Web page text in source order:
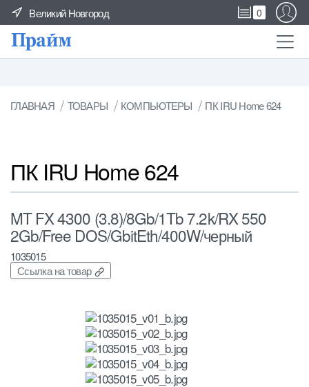
Великий Новгород 0
ГЛАВНАЯ ТОВАРЫ КОМПЬЮТЕРЫ ПК IRU Home 624
ПК IRU Home 624
MT FX 4300 (3.8)/8Gb/1Tb 7.2k/RX 550
2Gb/Free DOS/GbitEth/400W/черный
1035015
Ссылка на товар